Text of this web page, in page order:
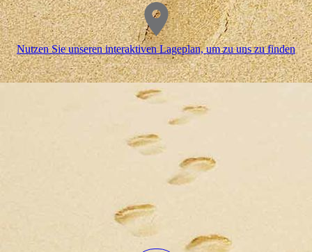
Nutzen Sie unseren interaktiven La­ge­plan, um zu uns zu finden